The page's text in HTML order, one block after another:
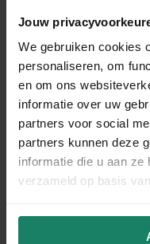
Jouw
We gebruiken cookies
personaliseren, om
en om ons
informatie over uw
partners voor social
partners kunnen deze
informatie die u aan
verzameld op basis